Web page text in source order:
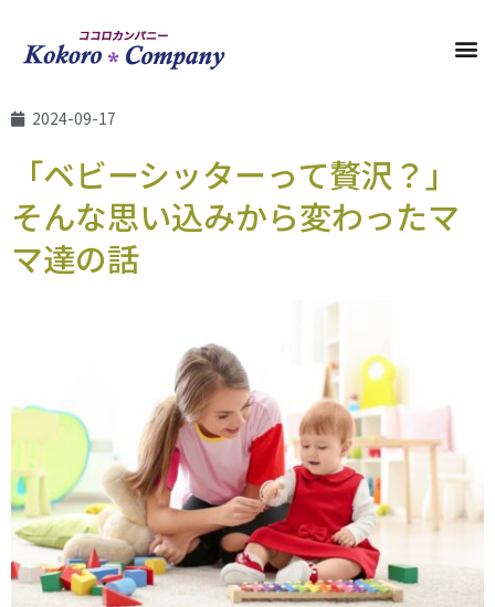
2024-09-17
「ベビーシッターって贅沢？」
そんな思い込みから変わったマ
マ達の話